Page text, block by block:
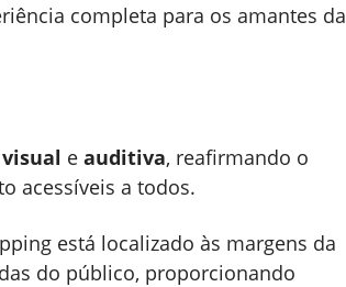
completa para os amantes da
e auditiva, reafirmando o
acessíveis a todos.
está localizado às margens da
do público, proporcionando